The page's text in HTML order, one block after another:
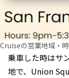
Cruiseの営業地域・
乗車した時はサ
地で、Union